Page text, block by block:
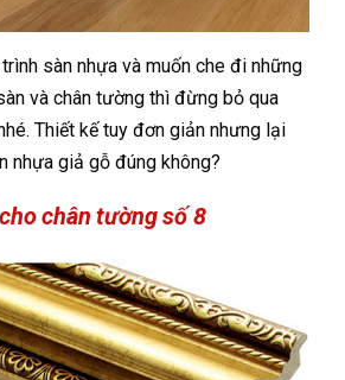
sàn nhựa và muốn che đi những
và chân tường thì đừng bỏ qua
Thiết kế tuy đơn giản nhưng lại
nhựa giả gỗ đúng không?
chân tường số 8